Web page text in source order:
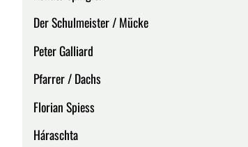
Der Schulmeister / Mücke
Peter Galliard
Pfarrer / Dachs
Florian Spiess
Háraschta